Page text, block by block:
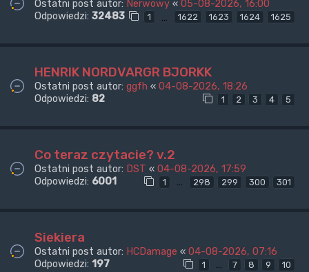
Ostatni post autor: Nerwowy « 05-08-2026, 16:00
Odpowiedzi: 32483 1 … 1622 1623 1624 1625
HENRIK NORDVARGR BJORKK
Ostatni post autor: ggfh « 04-08-2026, 18:26
Odpowiedzi: 82 1 2 3 4 5
Co teraz czytacie? v.2
Ostatni post autor: DST « 04-08-2026, 17:59
Odpowiedzi: 6001 1 … 298 299 300 301
Siekiera
Ostatni post autor: HCDamage « 04-08-2026, 07:16
Odpowiedzi: 197 1 … 7 8 9 10